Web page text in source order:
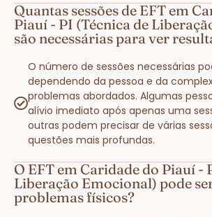
Quantas sessões de EFT em
Piauí - PI (Técnica de
são necessárias para ver
O número de sessões necessárias
dependendo da pessoa e da
problemas abordados. Algumas
alívio imediato após apenas uma
outras podem precisar de várias
questões mais profundas.
O EFT em Caridade do Piauí -
Liberação Emocional) pode
problemas físicos?